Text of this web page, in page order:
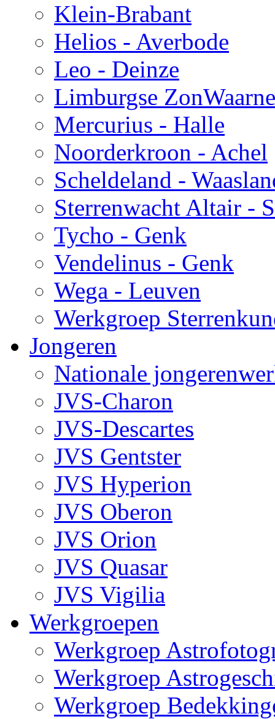
Klein-Brabant
Helios - Averbode
Leo - Deinze
Limburgse
Mercurius - Halle
Noorderkroon - Achel
Scheldeland -
Sterrenwacht Altair -
Tycho - Genk
Vendelinus - Genk
Wega - Leuven
Werkgroep
Jongeren
Nationale
JVS-Charon
JVS-Descartes
JVS Gentster
JVS Hyperion
JVS Oberon
JVS Orion
JVS Quasar
JVS Vigilia
Werkgroepen
Werkgroep
Werkgroep
Werkgroep